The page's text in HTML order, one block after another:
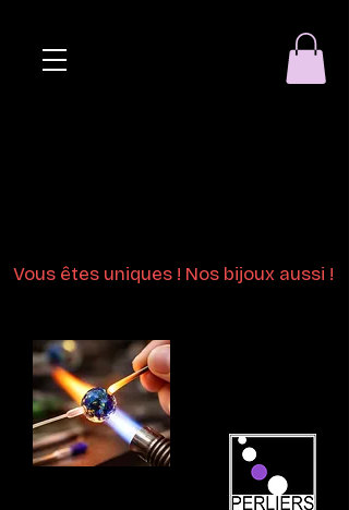
Vous êtes uniques ! Nos bijoux aussi !